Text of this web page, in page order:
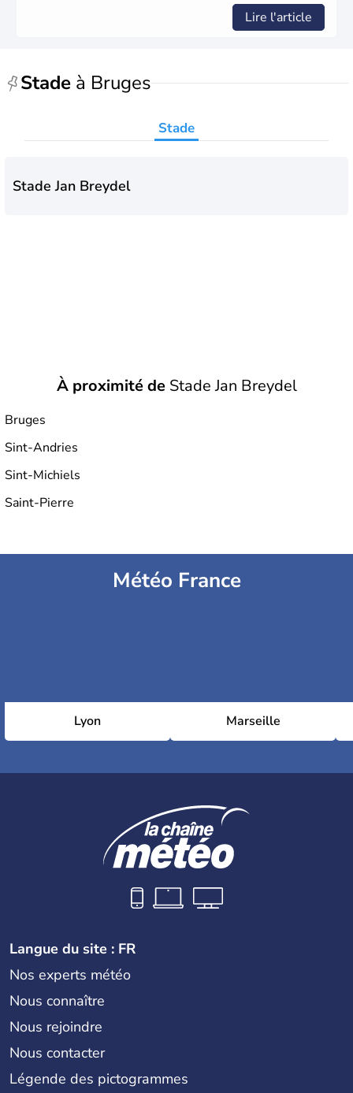
Lire l'article
Stade à Bruges
Stade
Stade Jan Breydel
À proximité deStade Jan Breydel
Bruges
Sint-Andries
Sint-Michiels
Saint-Pierre
Météo France
Lyon Marseille
Langue du site : FR
Nos experts météo
Nous connaître
Nous rejoindre
Nous contacter
Légende des pictogrammes